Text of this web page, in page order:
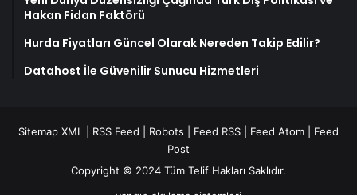
Hakan Fidan Faktörü
Hurda Fiyatları Güncel Olarak Nereden Takip Edilir?
Datahost İle Güvenilir Sunucu Hizmetleri
Sitemap XML RSS Feed Robots Feed RSS Feed Atom
Feed
Post
Copyright © 2024 Tüm Telif Hakları Saklıdır.